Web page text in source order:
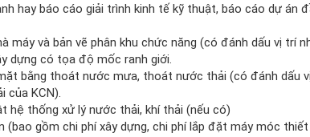
hay báo cáo giải trình kinh tế kỹ thuật, báo cáo dự
máy và bản vẽ phân khu chức năng (có đánh dấu vị trí
dựng có tọa độ mốc ranh giới.
bằng thoát nước mưa, thoát nước thải (có đánh dấu
của KCN).
hệ thống xử lý nước thải, khí thải (nếu có)
gồm chi phí xây dựng, chi phí lắp đặt máy móc